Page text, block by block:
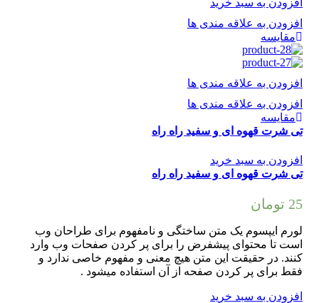
افزودن به سبد خرید
افزودن به علاقه مندی ها
مقایسه
افزودن به علاقه مندی ها
افزودن به علاقه مندی ها
مقایسه
تی شرت قهوه ای و سفید راه راه
افزودن به سبد خرید
تی شرت قهوه ای و سفید راه راه
25 تومان
لورم ایپسوم یک متن ساختگی و نامفهوم برای طراحان وب
است تا محتوای پیشفرض را برای پر کردن صفحات وب وارد
کنند. در حقیقت این متن هیچ معنی و مفهوم خاصی ندارد و
فقط برای پر کردن صفحه از آن استفاده میشود .
افزودن به سبد خرید